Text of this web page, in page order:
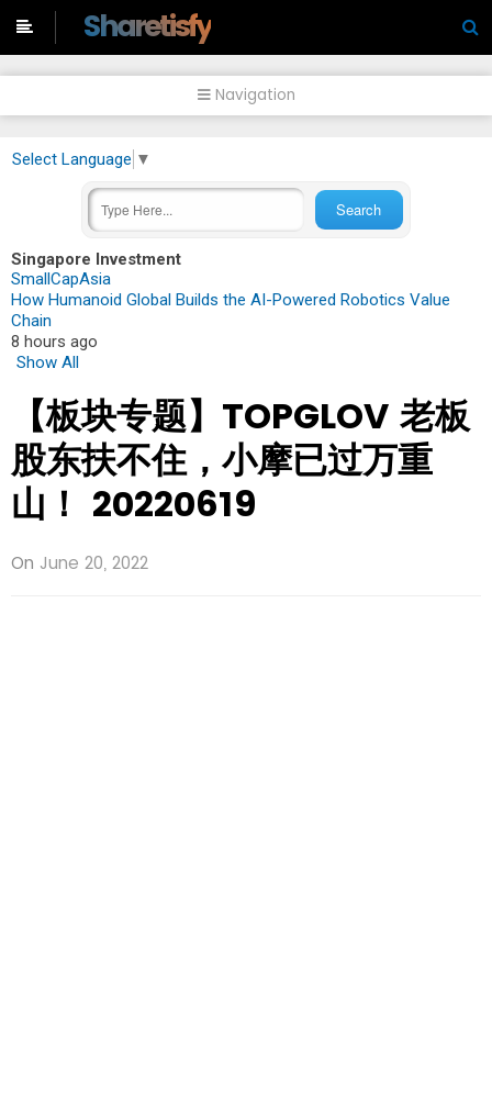
Sharetisfy
Navigation
Select Language ▼
Singapore Investment
SmallCapAsia
How Humanoid Global Builds the AI-Powered Robotics Value
Chain
8 hours ago
Show All
【板块专题】TOPGLOV 老板
股东扶不住，小摩已过万重
山！ 20220619
On June 20, 2022